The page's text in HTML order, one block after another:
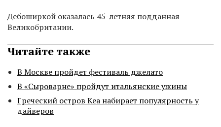
Дебоширкой оказалась 45-летняя подданная
Великобритании.
Читайте также
В Москве пройдет фестиваль джелато
В «Сыроварне» пройдут итальянские ужины
Греческий остров Кеа набирает популярность у
дайверов